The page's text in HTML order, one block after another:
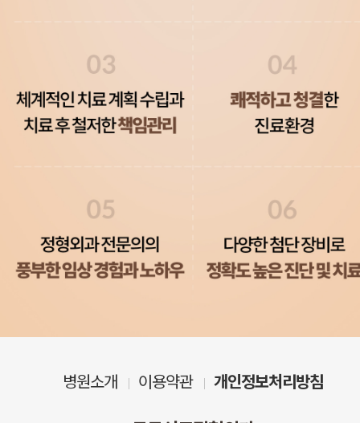
병원소개 이용약관 개인정보처리방침